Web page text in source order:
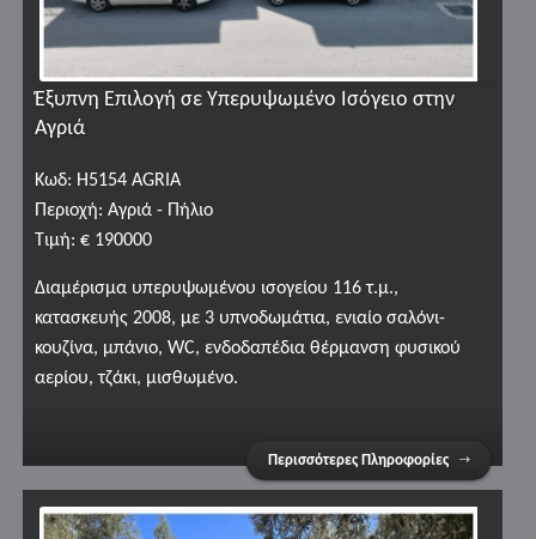
Έξυπνη Επιλογή σε Υπερυψωμένο Ισόγειο στην
Αγριά
Κωδ: H5154 AGRIA
Περιοχή: Αγριά - Πήλιο
Τιμή: € 190000
Διαμέρισμα υπερυψωμένου ισογείου 116 τ.μ.,
κατασκευής 2008, με 3 υπνοδωμάτια, ενιαίο σαλόνι-
κουζίνα, μπάνιο, WC, ενδοδαπέδια θέρμανση φυσικού
αερίου, τζάκι, μισθωμένο.
Περισσότερες Πληροφορίες